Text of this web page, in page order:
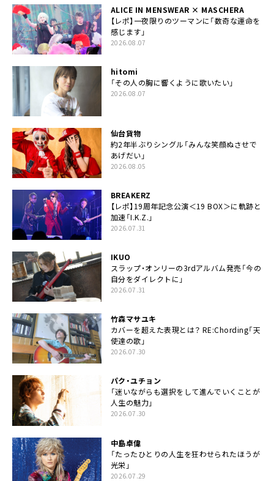
ALICE IN MENSWEAR × MASCHERA
【レポ】一夜限りのツーマンに「数奇な運命を
感じます」
2026.08.07
hitomi
「その人の胸に響くように歌いたい」
2026.08.07
仙台貨物
約2年半ぶりシングル「みんな笑顔ぬさせで
あげだい」
2026.08.05
BREAKERZ
【レポ】19周年記念公演＜19 BOX＞に軌跡と
加速「I.K.Z.」
2026.07.31
IKUO
スラップ・オンリーの3rdアルバム発売「今の
自分をダイレクトに」
2026.07.31
竹森マサユキ
カバーを超えた表現とは？ RE:Chording「天
使達の歌」
2026.07.30
パク・ユチョン
「迷いながらも選択をして進んでいくことが
人生の魅力」
2026.07.30
中島卓偉
「たったひとりの人生を狂わせられたほうが
光栄」
2026.07.29